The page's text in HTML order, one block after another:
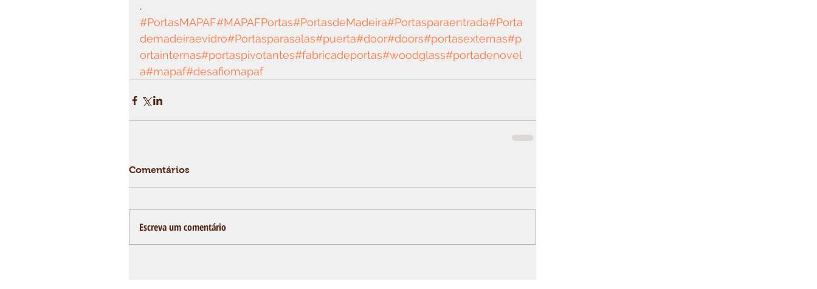
.
#PortasMAPAF#MAPAFPortas#PortasdeMadeira#Portasparaentrada#Porta
demadeiraevidro#Portasparasalas#puerta#door#doors#portasexternas#p
ortainternas#portaspivotantes#fabricadeportas#woodglass#portadenovel
a#mapaf#desafiomapaf
Comentários
Escreva um comentário